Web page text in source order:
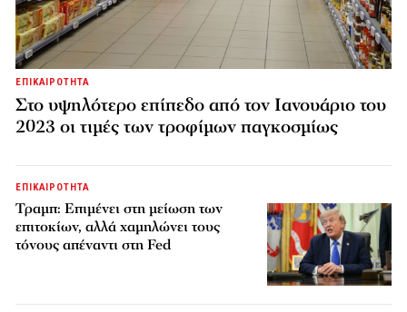
ΕΠΙΚΑΙΡΟΤΗΤΑ
Στο υψηλότερο επίπεδο από τον Ιανουάριο του
2023 οι τιμές των τροφίμων παγκοσμίως
ΕΠΙΚΑΙΡΟΤΗΤΑ
Τραμπ: Επιμένει στη μείωση των
επιτοκίων, αλλά χαμηλώνει τους
τόνους απέναντι στη Fed